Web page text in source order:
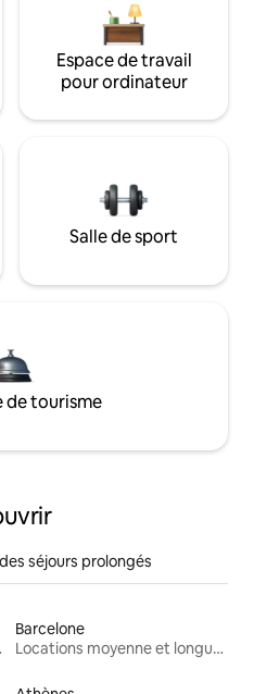
Espace de travail
pour ordinateur
Salle de sport
de tourisme
séjours prolongés
Barcelone
Locations moyenne et longue durée